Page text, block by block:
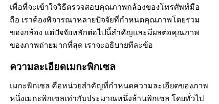
เพื่อที่จะเข้าใจวิธีตรวจสอบคุณภาพกล้องของโทรศัพท์มือ
ถือ เราต้องพิจารณาหลายปัจจัยที่กำหนดคุณภาพโดยรวม
ของกล้อง แต่ปัจจัยหลักต่อไปนี้สำคัญและมีผลต่อคุณภาพ
ของภาพถ่ายมากที่สุด เราจะอธิบายทีละข้อ
ความละเอียดเมกะพิกเซล
เมกะพิกเซล คือหน่วยสำคัญที่กำหนดความละเอียดของภาพ
หนึ่งเมกะพิกเซลเท่ากับประมาณหนึ่งล้านพิกเซล โดยทั่วไป